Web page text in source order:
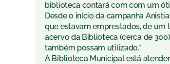
biblioteca contará com com um
Desde o início da campanha
que estavam emprestados, de um
acervo da Biblioteca (cerca de
também possam utilizado.”
A Biblioteca Municipal está